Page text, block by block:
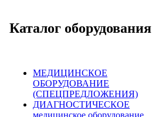
Каталог оборудования
МЕДИЦИНСКОЕ
ОБОРУДОВАНИЕ
(СПЕЦПРЕДЛОЖЕНИЯ)
ДИАГНОСТИЧЕСКОЕ